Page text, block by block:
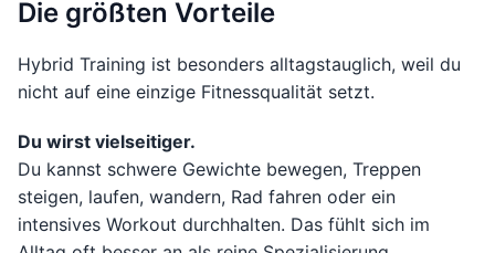
Die größten Vorteile
Hybrid Training ist besonders alltagstauglich, weil du
nicht auf eine einzige Fitnessqualität setzt.
Du wirst vielseitiger.
Du kannst schwere Gewichte bewegen, Treppen
steigen, laufen, wandern, Rad fahren oder ein
intensives Workout durchhalten. Das fühlt sich im